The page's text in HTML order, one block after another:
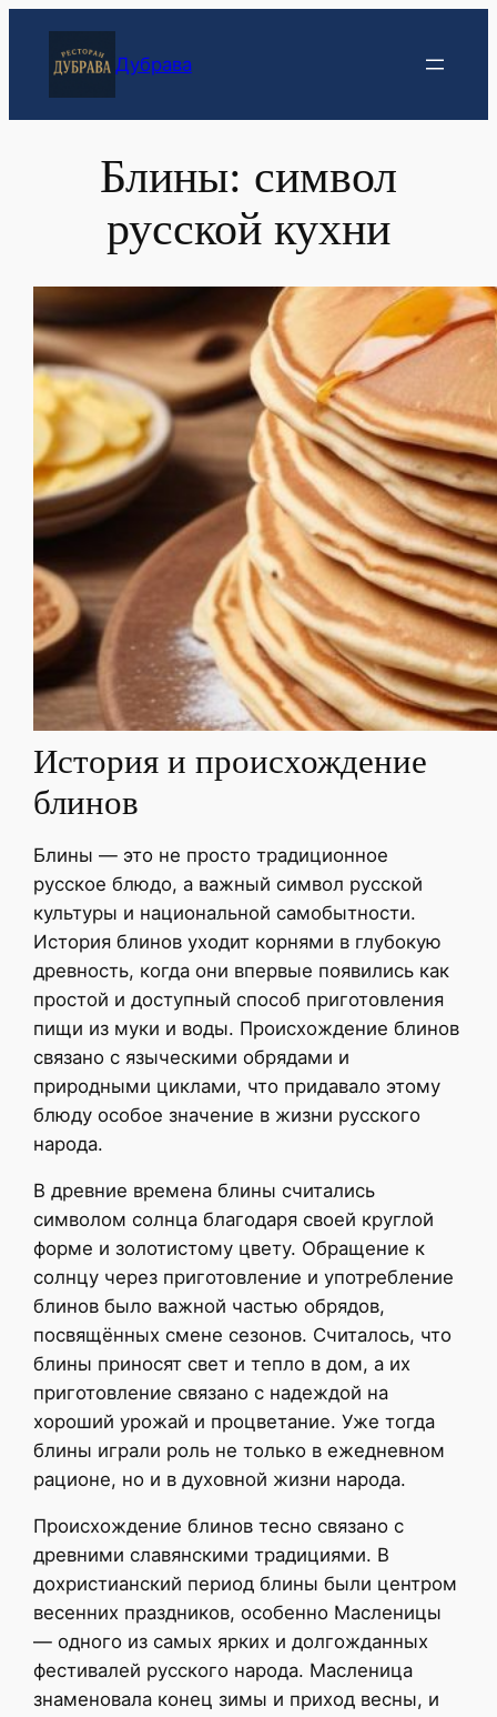
содержимому
Дубрава
Блины: символ
русской кухни
История и происхождение
блинов
Блины — это не просто традиционное
русское блюдо, а важный символ русской
культуры и национальной самобытности.
История блинов уходит корнями в глубокую
древность, когда они впервые появились как
простой и доступный способ приготовления
пищи из муки и воды. Происхождение блинов
связано с языческими обрядами и
природными циклами, что придавало этому
блюду особое значение в жизни русского
народа.
В древние времена блины считались
символом солнца благодаря своей круглой
форме и золотистому цвету. Обращение к
солнцу через приготовление и употребление
блинов было важной частью обрядов,
посвящённых смене сезонов. Считалось, что
блины приносят свет и тепло в дом, а их
приготовление связано с надеждой на
хороший урожай и процветание. Уже тогда
блины играли роль не только в ежедневном
рационе, но и в духовной жизни народа.
Происхождение блинов тесно связано с
древними славянскими традициями. В
дохристианский период блины были центром
весенних праздников, особенно Масленицы
— одного из самых ярких и долгожданных
фестивалей русского народа. Масленица
знаменовала конец зимы и приход весны, и